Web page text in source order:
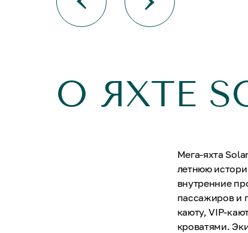
О ЯХТЕ
Мега-яхта
летнюю
внутренние
пассажиров и
каюту, VIP-
кроватями.